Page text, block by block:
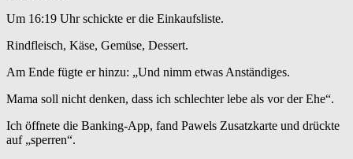
Um 16:19 Uhr schickte er die Einkaufsliste.
Rindfleisch, Käse, Gemüse, Dessert.
Am Ende fügte er hinzu: „Und nimm etwas Anständiges.
Mama soll nicht denken, dass ich schlechter lebe als vor der Ehe“.
Ich öffnete die Banking-App, fand Pawels Zusatzkarte und drückte
auf „sperren“.